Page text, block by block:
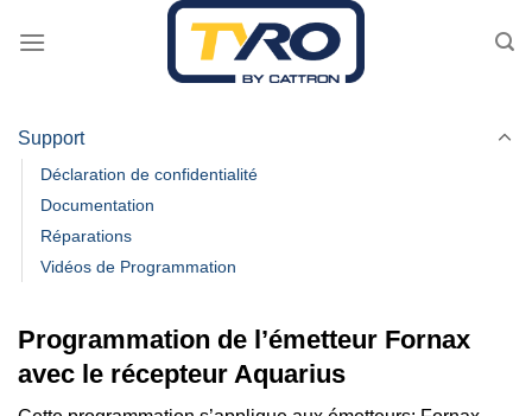
Programmation de l’émetteur Fornax
avec le récepteur Aquarius
Support
Déclaration de confidentialité
Documentation
Réparations
Vidéos de Programmation